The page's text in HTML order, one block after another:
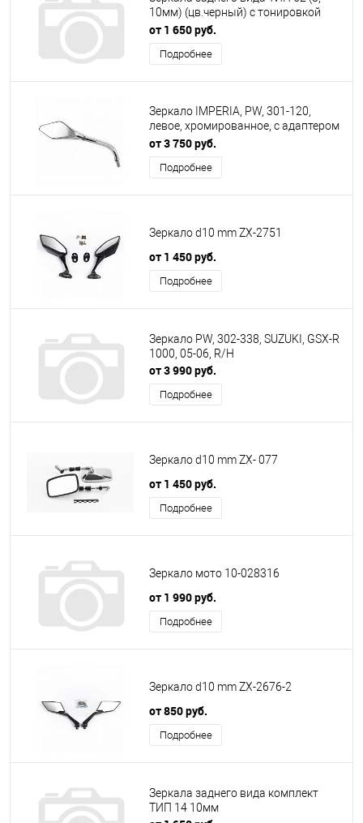
10мм) (цв.черный) с тонировкой
KOSO
от 1 650 руб.
Подробнее
Зеркало IMPERIA, PW, 301-120,
левое, хромированное, с адаптером
для Yamaha,
от 3 750 руб.
Подробнее
Зеркало d10 mm ZX-2751
от 1 450 руб.
Подробнее
Зеркало PW, 302-338, SUZUKI, GSX-R
1000, 05-06, R/H
от 3 990 руб.
Подробнее
Зеркало d10 mm ZX- 077
от 1 450 руб.
Подробнее
Зеркало мото 10-028316
от 1 990 руб.
Подробнее
Зеркало d10 mm ZX-2676-2
от 850 руб.
Подробнее
Зеркала заднего вида комплект
ТИП 14 10мм